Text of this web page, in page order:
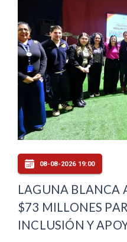
08-08-2026 19:00
LAGUNA BLANCA
$73 MILLONES
INCLUSIÓN Y